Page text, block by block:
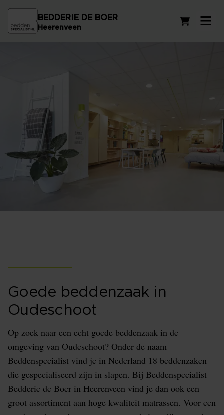
BEDDERIE DE BOER
Heerenveen
Goede beddenzaak in
Oudeschoot
Op zoek naar een echt goede beddenzaak in de
omgeving van Oudeschoot? Onder de naam
Beddenspecialist vind je in Nederland 18 beddenzaken
die gespecialiseerd zijn in slapen. Bij Beddenspecialist
Bedderie de Boer in Heerenveen vind je dan ook een
groot assortiment aan hoge kwaliteit matrassen. Voor een